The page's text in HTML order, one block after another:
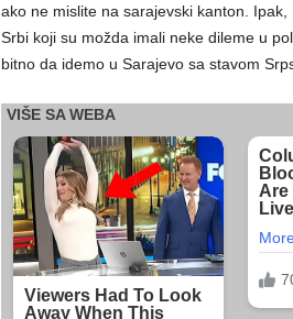
ako ne mislite na sarajevski kanton.
Srbi koji su možda imali neke dileme u
bitno da idemo u Sarajevo sa stavom